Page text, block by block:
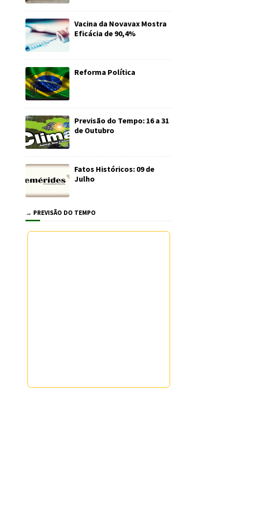
Vacina da Novavax Mostra
Eficácia de 90,4%
Reforma Política
Previsão do Tempo: 16 a 31
de Outubro
Fatos Históricos: 09 de
Julho
→ PREVISÃO DO TEMPO